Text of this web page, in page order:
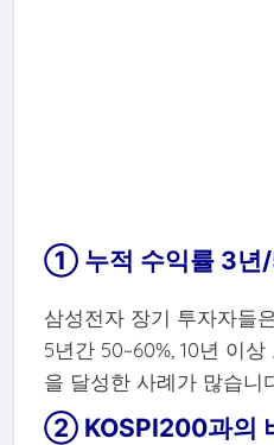
① 누적 수익률 3년/
삼성전자 장기 투자자들
5년간 50~60%, 10년 이
을 달성한 사례가 많습니
② KOSPI200과의